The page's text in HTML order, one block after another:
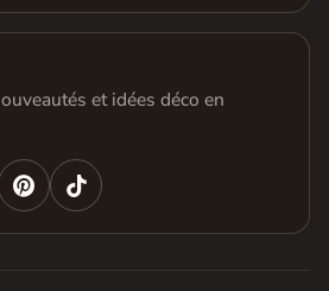
et idées déco en
